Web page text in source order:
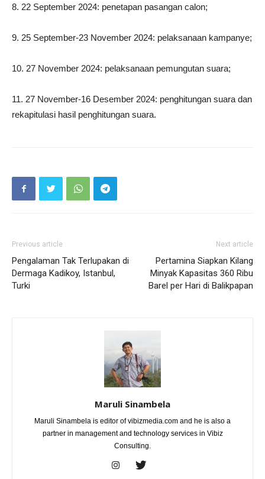
8. 22 September 2024: penetapan pasangan calon;
9. 25 September-23 November 2024: pelaksanaan kampanye;
10. 27 November 2024: pelaksanaan pemungutan suara;
11. 27 November-16 Desember 2024: penghitungan suara dan
rekapitulasi hasil penghitungan suara.
Previous article
Pengalaman Tak Terlupakan di
Dermaga Kadikoy, Istanbul,
Turki
Next article
Pertamina Siapkan Kilang
Minyak Kapasitas 360 Ribu
Barel per Hari di Balikpapan
Maruli Sinambela
Maruli Sinambela is editor of vibizmedia.com and he is also a
partner in management and technology services in Vibiz
Consulting.